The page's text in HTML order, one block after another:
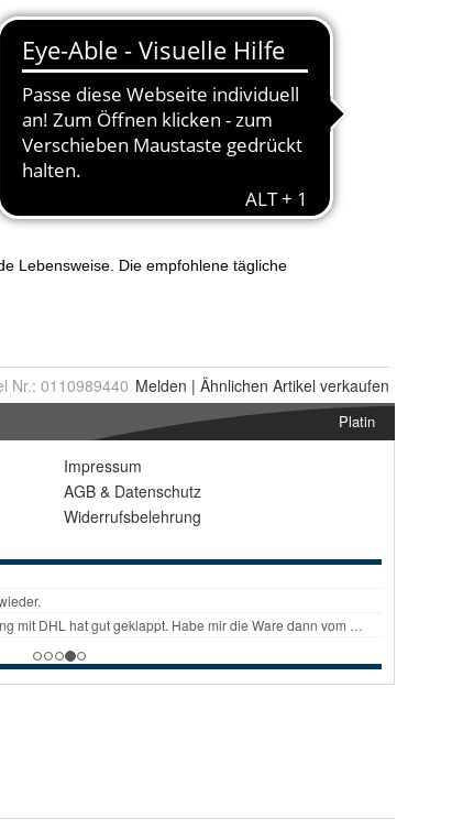
Nr.: 0110989440 Melden | Ähnlichen Artikel verkaufen
Platin
Impressum
AGB & Datenschutz
Widerrufsbelehrung